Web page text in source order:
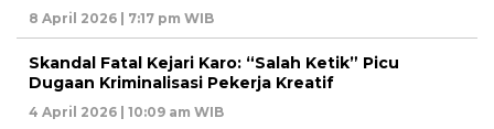
8 April 2026 | 7:17 pm WIB
Skandal Fatal Kejari Karo: “Salah Ketik” Picu
Dugaan Kriminalisasi Pekerja Kreatif
4 April 2026 | 10:09 am WIB